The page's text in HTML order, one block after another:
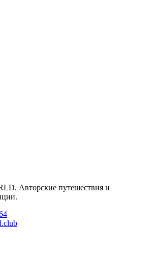
Авторские путешествия и